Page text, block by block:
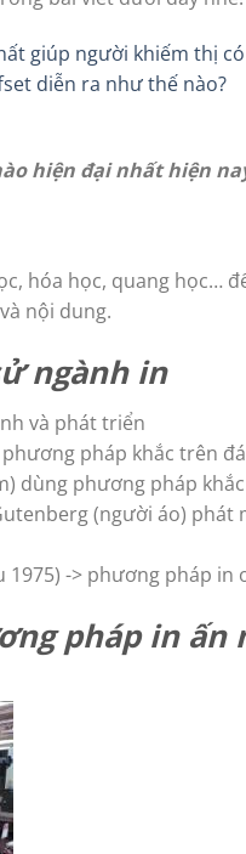
giúp người khiếm thị
diễn ra như thế nào?
hiện đại nhất hiện
hóa học, quang học…
nội dung.
ngành in
và phát triển
pháp khắc trên
dùng phương pháp
(người áo)
1975) -> phương pháp in
pháp in